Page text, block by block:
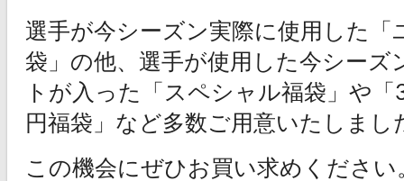
選手が今シーズン実際に使用した「
袋」の他、選手が使用した今シーズ
トが入った「スペシャル福袋」や
円福袋」など多数ご用意いたしまし
この機会にぜひお買い求めください